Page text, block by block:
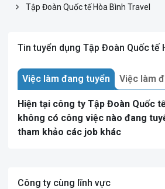
Tập Đoàn Quốc tế Hòa Bình Travel
Tin tuyển dụng Tập Đoàn Quốc tế
Việc làm đang tuyển Việc làm
Hiện tại công ty Tập Đoàn Quốc
không có công việc nào đang
tham khảo các job khác
Công ty cùng lĩnh vực